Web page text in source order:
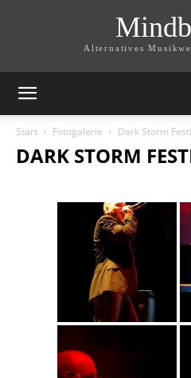
Alternatives
Start Fotogalerie Dark Storm
DARK STORM